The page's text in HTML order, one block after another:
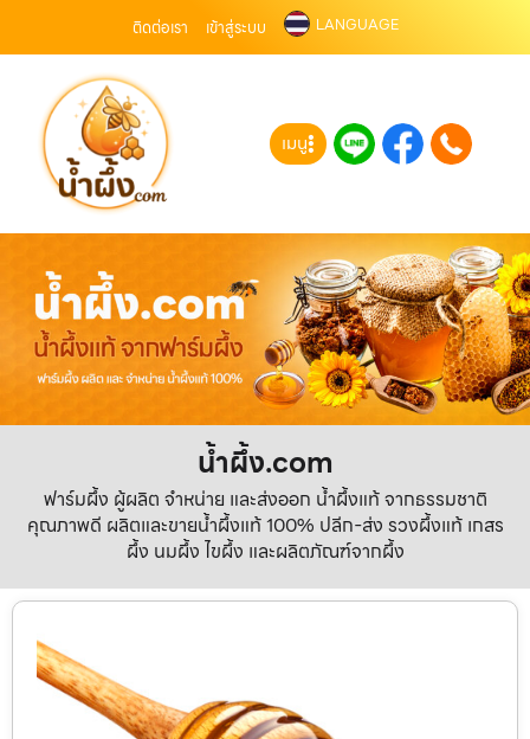
ติดต่อเรา เข้าสู่ระบบ LANGUAGE
เมนู
น้ำผึ้ง.com
ฟาร์มผึ้ง ผู้ผลิต จำหน่าย และส่งออก น้ำผึ้งแท้ จากธรรมชาติ
คุณภาพดี ผลิตและขายน้ำผึ้งแท้ 100% ปลีก-ส่ง รวงผึ้งแท้ เกสร
ผึ้ง นมผึ้ง ไขผึ้ง และผลิตภัณฑ์จากผึ้ง